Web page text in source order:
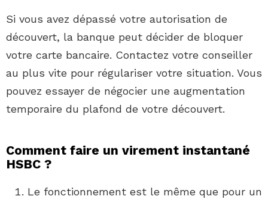
Si vous avez dépassé votre autorisation de
découvert, la banque peut décider de bloquer
votre carte bancaire. Contactez votre conseiller
au plus vite pour régulariser votre situation. Vous
pouvez essayer de négocier une augmentation
temporaire du plafond de votre découvert.
Comment faire un virement instantané
HSBC ?
Le fonctionnement est le même que pour un